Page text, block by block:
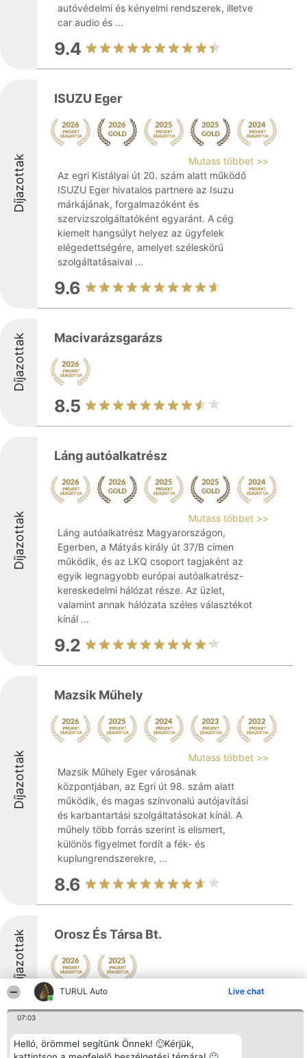
TURUL Auto Live chat
07:03
Helló, örömmel segítünk Önnek! 🙂Kérjük,
autóvédelmi és kényelmi rendszerek, illetve
car audio és ...
9.4
Díjazottak
ISUZU Eger
Mutass többet >>
Az egri Kistályai út 20. szám alatt működő
ISUZU Eger hivatalos partnere az Isuzu
márkájának, forgalmazóként és
szervizszolgáltatóként egyaránt. A cég
kiemelt hangsúlyt helyez az ügyfelek
elégedettségére, amelyet széleskörű
szolgáltatásaival ...
9.6
Díjazottak Macivarázsgarázs
8.5
Díjazottak
Láng autóalkatrész
Mutass többet >>
Láng autóalkatrész Magyarországon,
Egerben, a Mátyás király út 37/B címen
működik, és az LKQ csoport tagjaként az
egyik legnagyobb európai autóalkatrész-
kereskedelmi hálózat része. Az üzlet,
valamint annak hálózata széles választékot
kínál ...
9.2
Díjazottak
Mazsik Műhely
Mutass többet >>
Mazsik Műhely Eger városának
központjában, az Egri út 98. szám alatt
működik, és magas színvonalú autójavítási
és karbantartási szolgáltatásokat kínál. A
műhely több forrás szerint is elismert,
különös figyelmet fordít a fék- és
kuplungrendszerekre, ...
8.6
Díjazottak Orosz És Társa Bt.
Fodor Sándor